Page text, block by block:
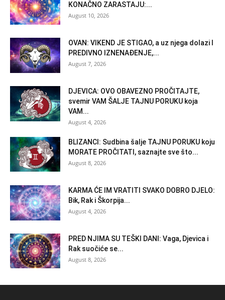
KONAČNO ZARASTAJU:...
August 10, 2026
OVAN: VIKEND JE STIGAO, a uz njega dolazi I
PREDIVNO IZNENAĐENJE,...
August 7, 2026
DJEVICA: OVO OBAVEZNO PROČITAJTE,
svemir VAM ŠALJE TAJNU PORUKU koja
VAM...
August 4, 2026
BLIZANCI: Sudbina šalje TAJNU PORUKU koju
MORATE PROČITATI, saznajte sve što...
August 8, 2026
KARMA ĆE IM VRATITI SVAKO DOBRO DJELO:
Bik, Rak i Škorpija...
August 4, 2026
PRED NJIMA SU TEŠKI DANI: Vaga, Djevica i
Rak suočiće se...
August 8, 2026